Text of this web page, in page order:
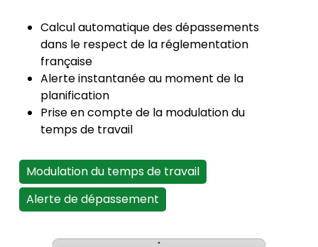
Calcul automatique des dépassements
dans le respect de la réglementation
française
Alerte instantanée au moment de la
planification
Prise en compte de la modulation du
temps de travail
Modulation du temps de travail
Alerte de dépassement